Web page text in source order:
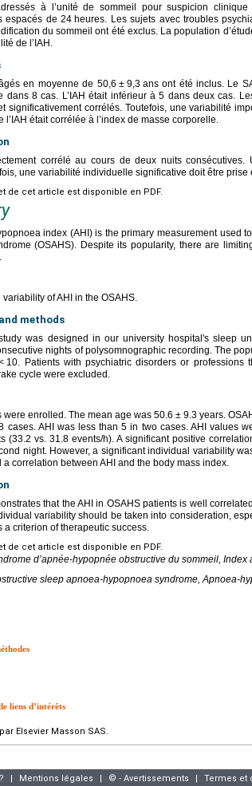
à l’unité de sommeil pour suspicion
espacés de 24 heures. Les sujets avec troubles
du sommeil ont été exclus. La population
de l’IAH.
en moyenne de 50,6 ± 9,3 ans ont été inclus. Le
dans 8 cas. L’IAH était inférieur à 5 dans deux cas.
significativement corrélés. Toutefois, une variabilité
l’IAH était corrélée à l’index de masse corporelle.
corrélé au cours de deux nuits
une variabilité individuelle significative doit être prise
de cet article est disponible en PDF.
index (AHI) is the primary measurement used
(OSAHS). Despite its popularity, there are
of AHI in the OSAHS.
methods
was designed in our university hospital's sleep
nights of polysomnographic recording. The
10. Patients with psychiatric disorders or
cycle were excluded.
were enrolled. The mean age was 50.6 ± 9.3 years.
cases. AHI was less than 5 in two cases. AHI values
(33.2 vs. 31.8 events/h). A significant positive
night. However, a significant individual variability
correlation between AHI and the body mass index.
that the AHI in OSAHS patients is well
variability should be taken into consideration,
a criterion of therapeutic success.
de cet article est disponible en PDF.
d’apnée-hypopnée obstructive du sommeil,
sleep apnoea-hypopnoea syndrome, Apnoea-
liens d’intérêts
Elsevier Masson SAS.
| Mentions légales | © - Avertissements | Termes et